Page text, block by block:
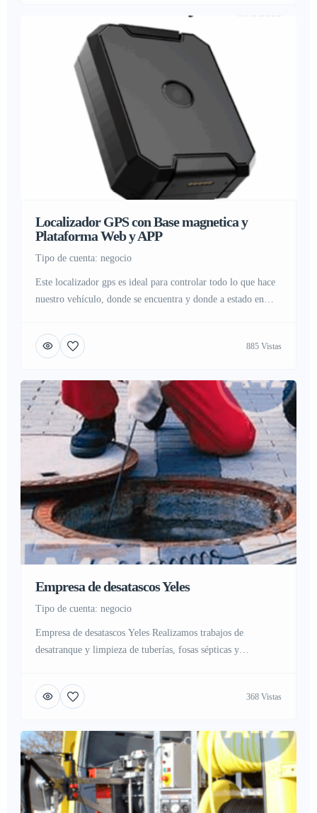
Localizador GPS con Base magnetica y
Plataforma Web y APP
tipo de cuenta: negocio
Este localizador gps es ideal para controlar todo lo que hace
nuestro vehículo, donde se encuentra y donde a estado en
dispone de una batería para uso continuado sin parar de hasta
7 días (100 horas), y en modo ahorro el cual gracias a la […]
885 Vistas
Empresa de desatascos Yeles
tipo de cuenta: negocio
Empresa de desatascos Yeles Realizamos trabajos de
desatranque y limpieza de tuberías, fosas sépticas y
actualidad gran cantidad de personas sufren atascos o
atrancos en sus hogares, industria o negocio, Nadie esta ajeno
alcantarillas, tuberías […]
368 Vistas